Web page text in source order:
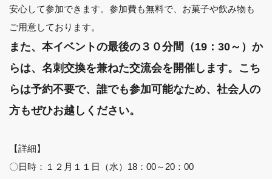
安心して参加できます。参加費も無料で、お菓子や飲み物も
ご用意しております。
また、本イベントの最後の３０分間（19：30～）か
らは、名刺交換を兼ねた交流会を開催します。こち
らは予約不要で、誰でも参加可能なため、社会人の
方もぜひお越しください。
【詳細】
〇日時：１２月１１日（水）18：00～20：00